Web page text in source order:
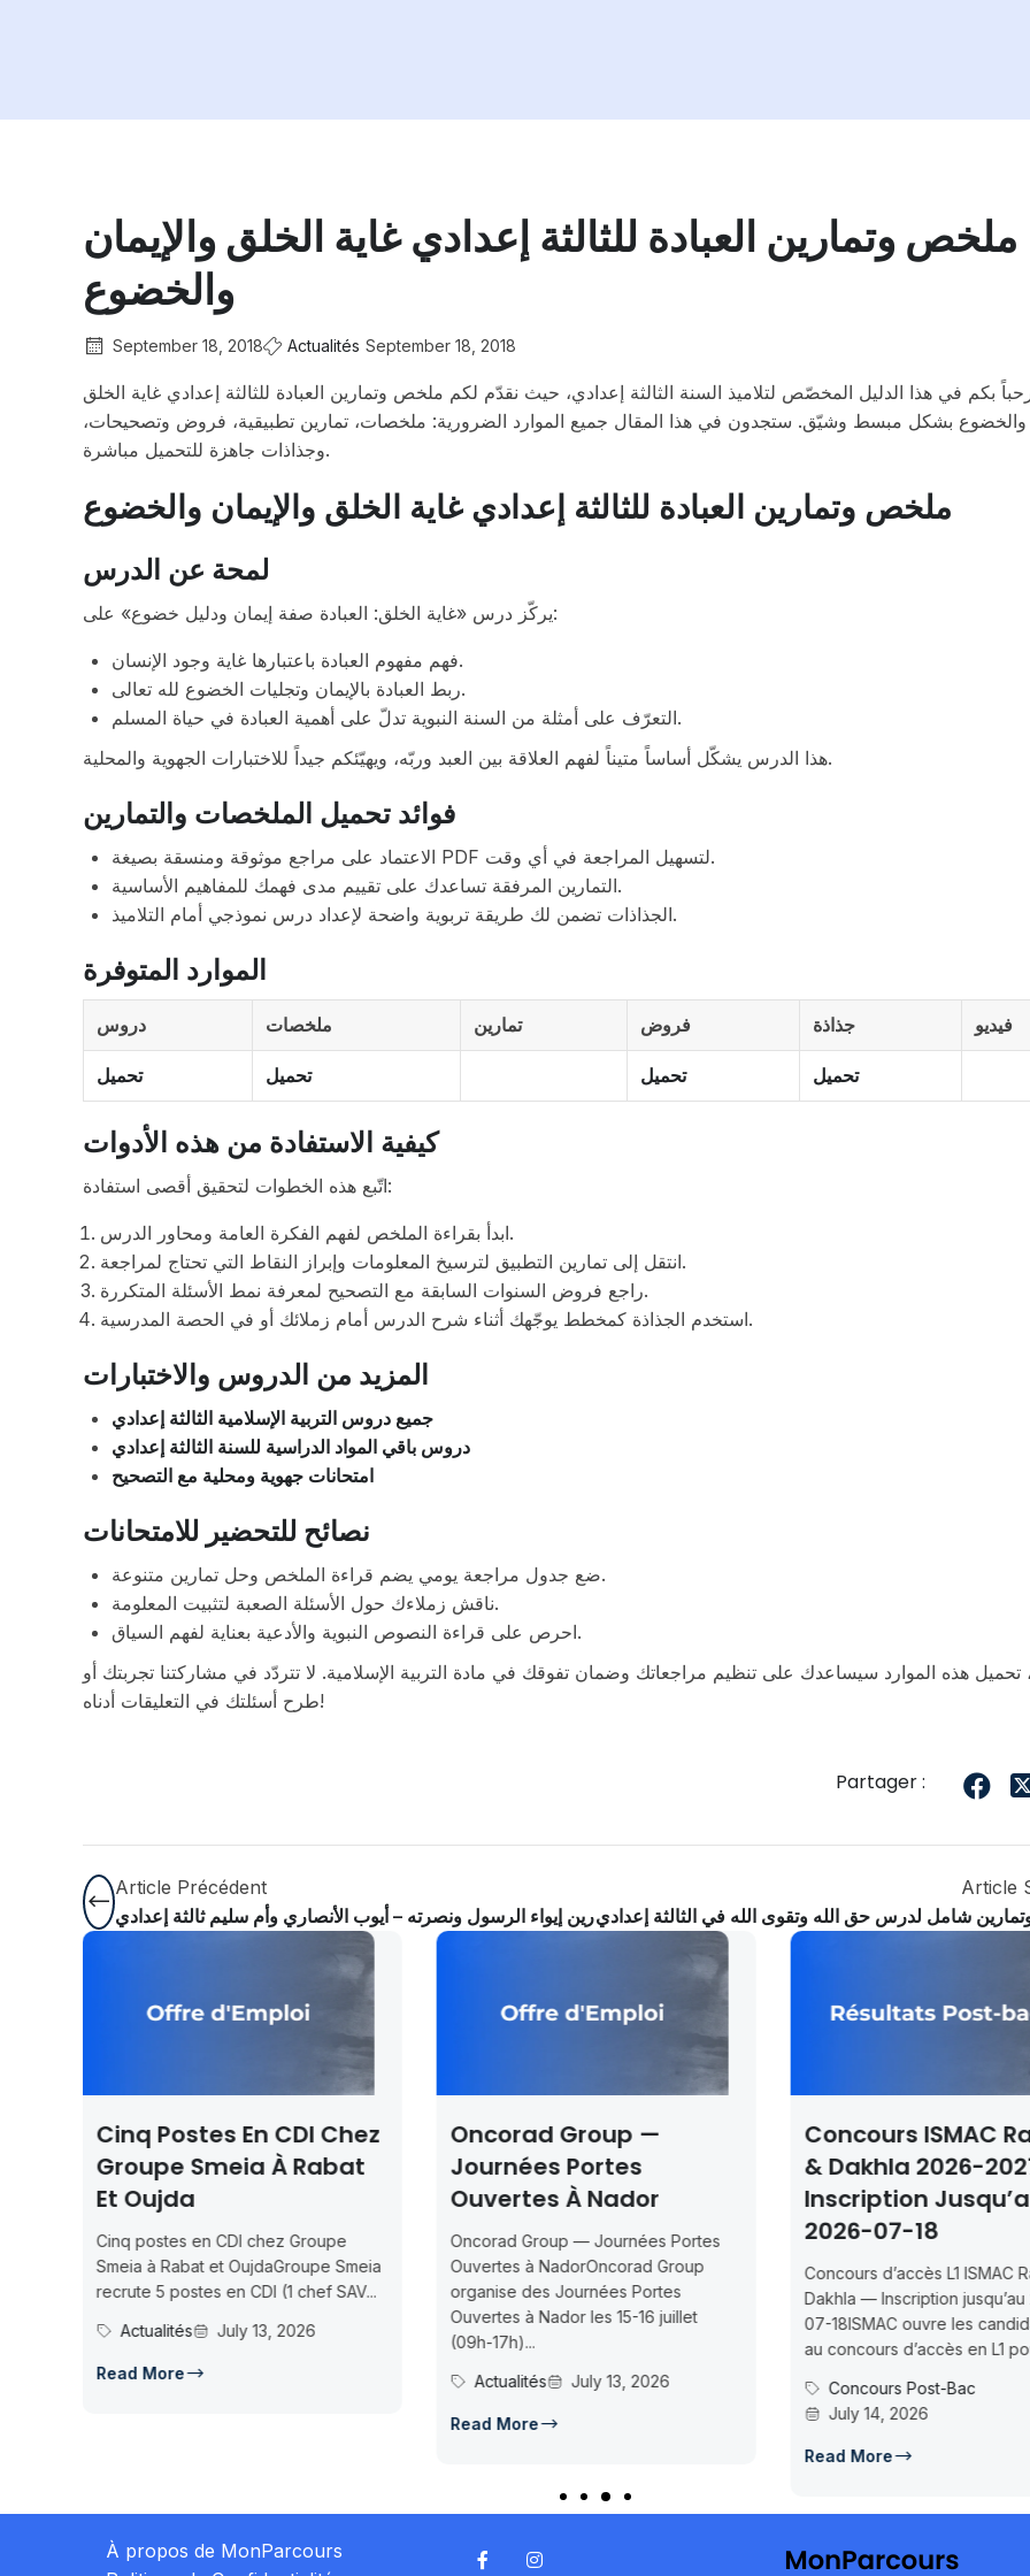
ملخص وتمارين العبادة للثالثة إعدادي غاية الخلق والإيمان
والخضوع
September 18, 2018 Actualités September 18, 2018
بكم في هذا الدليل المخصّص لتلاميذ السنة الثالثة إعدادي، حيث نقدّم لكم ملخص وتمارين العبادة للثالثة إعدادي غاية الخلق
والخضوع بشكل مبسط وشيّق. ستجدون في هذا المقال جميع الموارد الضرورية: ملخصات، تمارين تطبيقية، فروض وتصحيحات،
وجذاذات جاهزة للتحميل مباشرة.
ملخص وتمارين العبادة للثالثة إعدادي غاية الخلق والإيمان والخضوع
لمحة عن الدرس
يركّز درس «غاية الخلق: العبادة صفة إيمان ودليل خضوع» على:
فهم مفهوم العبادة باعتبارها غاية وجود الإنسان.
ربط العبادة بالإيمان وتجليات الخضوع لله تعالى.
التعرّف على أمثلة من السنة النبوية تدلّ على أهمية العبادة في حياة المسلم.
هذا الدرس يشكّل أساساً متيناً لفهم العلاقة بين العبد وربّه، ويهيّئكم جيداً للاختبارات الجهوية والمحلية.
فوائد تحميل الملخصات والتمارين
الاعتماد على مراجع موثوقة ومنسقة بصيغة PDF لتسهيل المراجعة في أي وقت.
التمارين المرفقة تساعدك على تقييم مدى فهمك للمفاهيم الأساسية.
الجذاذات تضمن لك طريقة تربوية واضحة لإعداد درس نموذجي أمام التلاميذ.
الموارد المتوفرة
دروس ملخصات تمارين فروض جذاذة فيديو
تحميل تحميل تحميل تحميل
كيفية الاستفادة من هذه الأدوات
اتّبع هذه الخطوات لتحقيق أقصى استفادة:
ابدأ بقراءة الملخص لفهم الفكرة العامة ومحاور الدرس.
انتقل إلى تمارين التطبيق لترسيخ المعلومات وإبراز النقاط التي تحتاج لمراجعة.
راجع فروض السنوات السابقة مع التصحيح لمعرفة نمط الأسئلة المتكررة.
استخدم الجذاذة كمخطط يوجّهك أثناء شرح الدرس أمام زملائك أو في الحصة المدرسية.
المزيد من الدروس والاختبارات
جميع دروس التربية الإسلامية الثالثة إعدادي
دروس باقي المواد الدراسية للسنة الثالثة إعدادي
امتحانات جهوية ومحلية مع التصحيح
نصائح للتحضير للامتحانات
ضع جدول مراجعة يومي يضم قراءة الملخص وحل تمارين متنوعة.
ناقش زملاءك حول الأسئلة الصعبة لتثبيت المعلومة.
احرص على قراءة النصوص النبوية والأدعية بعناية لفهم السياق.
تحميل هذه الموارد سيساعدك على تنظيم مراجعاتك وضمان تفوقك في مادة التربية الإسلامية. لا تتردّد في مشاركتنا تجربتك أو
طرح أسئلتك في التعليقات أدناه!
Partager :
Article Précédent
ملخص وتمارين إيواء الرسول ونصرته – أيوب الأنصاري وأم سليم ثالثة إعدادي
Article
شامل لدرس حق الله وتقوى الله في الثالثة إعدادي
Cinq Postes En CDI Chez
Groupe Smeia À Rabat
Et Oujda
Cinq postes en CDI chez Groupe
Smeia à Rabat et OujdaGroupe Smeia
recrute 5 postes en CDI (1 chef SAV...
Actualités
July 13, 2026
Read More
Oncorad Group —
Journées Portes
Ouvertes À Nador
Oncorad Group — Journées Portes
Ouvertes à NadorOncorad Group
organise des Journées Portes
Ouvertes à Nador les 15-16 juillet
(09h-17h)...
Actualités
July 13, 2026
Read More
Concours ISMAC
& Dakhla 2026-
Inscription
2026-07-18
Concours d’accès L1 ISMAC
Dakhla — Inscription
07-18ISMAC ouvre les
au concours d’accès en L1
Concours Post-Bac
July 14, 2026
Read More
À propos de MonParcours